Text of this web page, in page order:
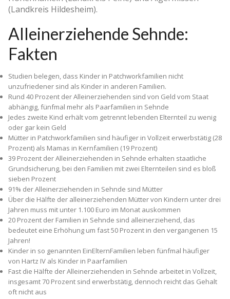
(Landkreis Hildesheim).
Alleinerziehende Sehnde:
Fakten
Studien belegen, dass Kinder in Patchworkfamilien nicht
unzufriedener sind als Kinder in anderen Familien.
Rund 40 Prozent der Alleinerziehenden sind von Geld vom Staat
abhängig, fünfmal mehr als Paarfamilien in Sehnde
Jedes zweite Kind erhält vom getrennt lebenden Elternteil zu wenig
oder gar kein Geld
Mütter in Patchworkfamilien sind häufiger in Vollzeit erwerbstätig (28
Prozent) als Mamas in Kernfamilien (19 Prozent)
39 Prozent der Alleinerziehenden in Sehnde erhalten staatliche
Grundsicherung, bei den Familien mit zwei Elternteilen sind es bloß
sieben Prozent
91% der Alleinerziehenden in Sehnde sind Mütter
Über die Hälfte der alleinerziehenden Mütter von Kindern unter drei
Jahren muss mit unter 1.100 Euro im Monat auskommen
20 Prozent der Familien in Sehnde sind alleinerziehend, das
bedeutet eine Erhöhung um fast 50 Prozent in den vergangenen 15
Jahren!
Kinder in so genannten Ein­Eltern­Familien leben fünfmal häufiger
von Hartz IV als Kinder in Paarfamilien
Fast die Hälfte der Alleinerziehenden in Sehnde arbeitet in Vollzeit,
insgesamt 70 Prozent sind erwerbstätig, dennoch reicht das Gehalt
oft nicht aus